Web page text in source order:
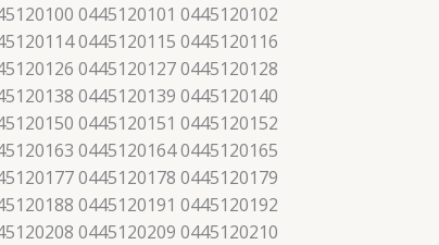
0445120101 0445120102
0445120115 0445120116
0445120127 0445120128
0445120139 0445120140
0445120151 0445120152
0445120164 0445120165
0445120178 0445120179
0445120191 0445120192
0445120209 0445120210